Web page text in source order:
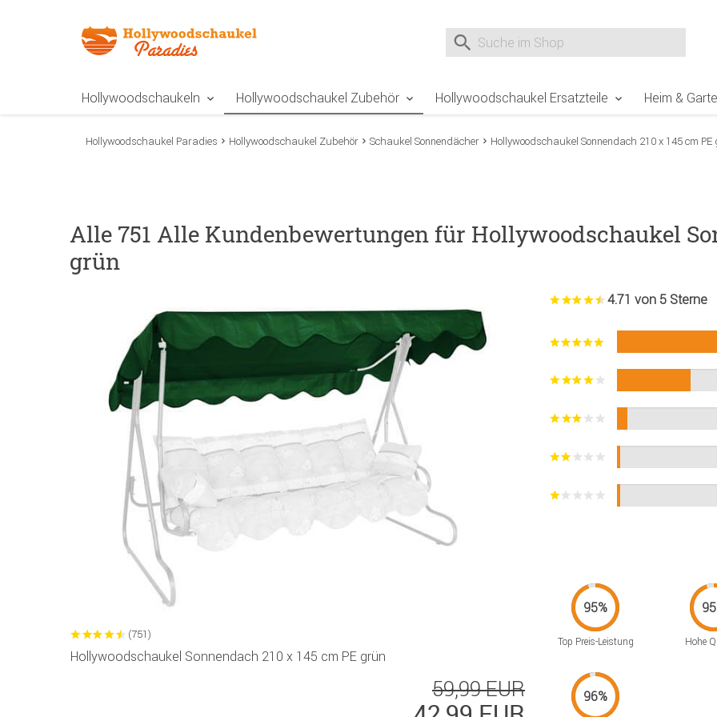
Suche nach
Hollywoodschaukeln Hollywoodschaukel Zubehör Hollywoodschaukel Ersatzteile Heim &
Hollywoodschaukel Paradies Hollywoodschaukel Zubehör Schaukel Sonnendächer Hollywoodschaukel Sonnendach 210 x 145 cm PE
Alle 751 Alle Kundenbewertungen für Hollywoodschaukel
grün
(751)
Hollywoodschaukel Sonnendach 210 x 145 cm PE grün
59,99 EUR
4.71 von 5 Sterne
Top Preis-Leistung Hohe